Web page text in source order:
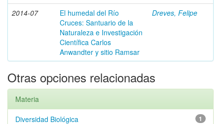
2014-07
El humedal del Río
Cruces: Santuario de la
Naturaleza e Investigación
Científica Carlos
Anwandter y sitio Ramsar
Dreves, Felipe
Otras opciones relacionadas
Materia
1
Diversidad Biológica